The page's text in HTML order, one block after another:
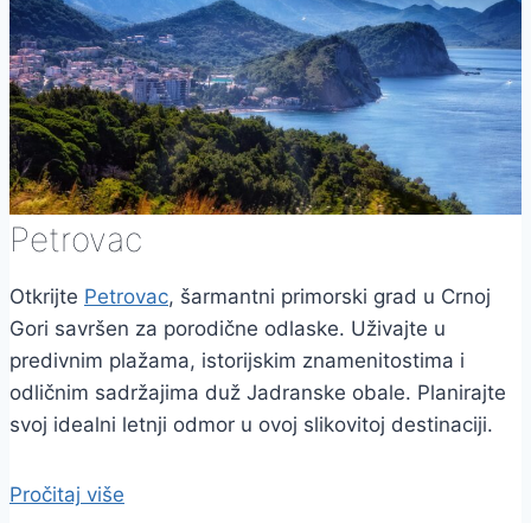
Petrovac
Otkrijte Petrovac, šarmantni primorski grad u Crnoj
Gori savršen za porodične odlaske. Uživajte u
predivnim plažama, istorijskim znamenitostima i
odličnim sadržajima duž Jadranske obale. Planirajte
svoj idealni letnji odmor u ovoj slikovitoj destinaciji.
Pročitaj više